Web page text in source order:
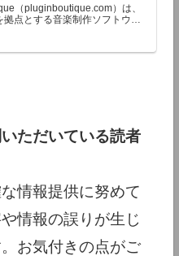
（pluginboutique.com）は、
拠点とする音楽制作ソフトウェ
界中のミュージシャンに利用さ
ただいている読者
情報提供に努めて
情報の誤りが生じ
お気付きの点がご